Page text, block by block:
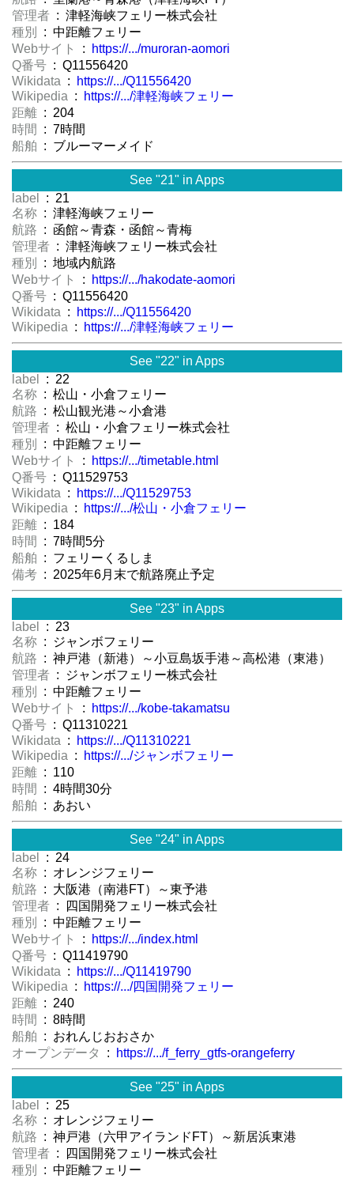
管理者 : 津軽海峡フェリー株式会社
種別
: 中距離フェリー
Webサイト
:
https://.../muroran-aomori
Q番号 : Q11556420
Wikidata :
https://.../Q11556420
Wikipedia :
https://.../津軽海峡フェリー
距離 : 204
時間
: 7時間
船舶 : ブルーマーメイド
See "21" in Apps
label
: 21
名称 : 津軽海峡フェリー
航路 : 函館～青森・函館～青梅
管理者 : 津軽海峡フェリー株式会社
種別
: 地域内航路
Webサイト
:
https://.../hakodate-aomori
Q番号 : Q11556420
Wikidata :
https://.../Q11556420
Wikipedia : https://.../津軽海峡フェリー
See "22" in Apps
label
: 22
名称 : 松山・小倉フェリー
航路 : 松山観光港～小倉港
管理者 : 松山・小倉フェリー株式会社
種別
: 中距離フェリー
Webサイト
:
https://.../timetable.html
Q番号 : Q11529753
Wikidata :
https://.../Q11529753
Wikipedia :
https://.../松山・小倉フェリー
距離 : 184
時間
: 7時間5分
船舶 : フェリーくるしま
備考 : 2025年6月末で航路廃止予定
See "23" in Apps
label
: 23
名称 : ジャンボフェリー
航路 : 神戸港（新港）～小豆島坂手港～高松港（東港）
管理者 : ジャンボフェリー株式会社
種別
: 中距離フェリー
Webサイト
:
https://.../kobe-takamatsu
Q番号 : Q11310221
Wikidata :
https://.../Q11310221
Wikipedia :
https://.../ジャンボフェリー
距離 : 110
時間
: 4時間30分
船舶 : あおい
See "24" in Apps
label
: 24
名称 : オレンジフェリー
航路 : 大阪港（南港FT）～東予港
管理者 : 四国開発フェリー株式会社
種別
: 中距離フェリー
Webサイト
:
https://.../index.html
Q番号 : Q11419790
Wikidata :
https://.../Q11419790
Wikipedia :
https://.../四国開発フェリー
距離 : 240
時間
: 8時間
船舶 : おれんじおおさか
オープンデータ
: https://.../f_ferry_gtfs-orangeferry
See "25" in Apps
label
: 25
名称 : オレンジフェリー
航路 : 神戸港（六甲アイランドFT）～新居浜東港
管理者 : 四国開発フェリー株式会社
種別
: 中距離フェリー